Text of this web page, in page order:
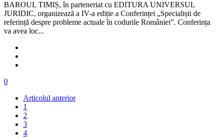
BAROUL TIMIȘ, în parteneriat cu EDITURA UNIVERSUL
JURIDIC, organizează a IV-a ediție a Conferinței „Specialiști de
referință despre probleme actuale în codurile României”. Conferința
va avea loc...
0
Articolul anterior
1
2
3
4